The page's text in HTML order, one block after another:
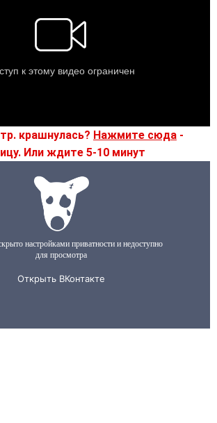
крашнулась? Нажмите сюда -
Или ждите 5-10 минут